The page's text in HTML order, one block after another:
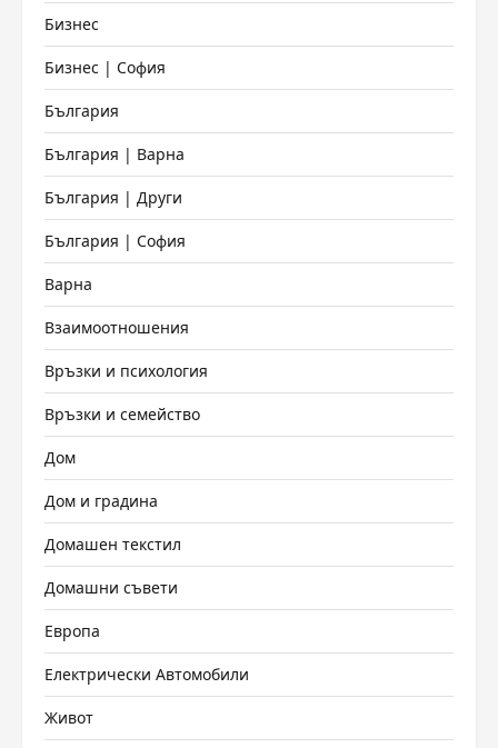
Бизнес
Бизнес | София
България
България | Варна
България | Други
България | София
Варна
Взаимоотношения
Връзки и психология
Връзки и семейство
Дом
Дом и градина
Домашен текстил
Домашни съвети
Европа
Електрически Автомобили
Живот